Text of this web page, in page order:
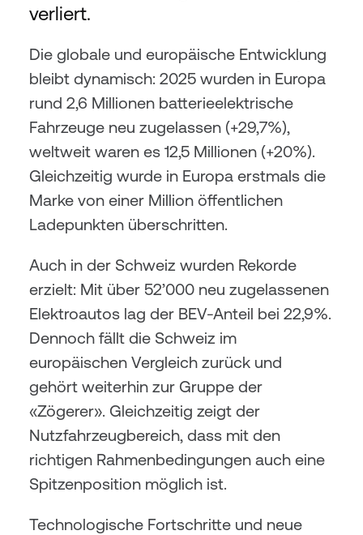
verliert.
Die globale und europäische Entwicklung
bleibt dynamisch: 2025 wurden in Europa
rund 2,6 Millionen batterieelektrische
Fahrzeuge neu zugelassen (+29,7%),
weltweit waren es 12,5 Millionen (+20%).
Gleichzeitig wurde in Europa erstmals die
Marke von einer Million öffentlichen
Ladepunkten überschritten.
Auch in der Schweiz wurden Rekorde
erzielt: Mit über 52’000 neu zugelassenen
Elektroautos lag der BEV-Anteil bei 22,9%.
Dennoch fällt die Schweiz im
europäischen Vergleich zurück und
gehört weiterhin zur Gruppe der
«Zögerer». Gleichzeitig zeigt der
Nutzfahrzeugbereich, dass mit den
richtigen Rahmenbedingungen auch eine
Spitzenposition möglich ist.
Technologische Fortschritte und neue